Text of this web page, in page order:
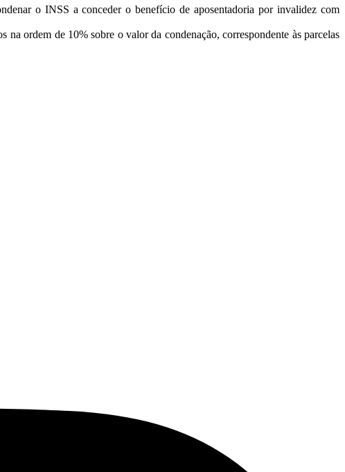
o INSS a conceder o benefício de aposentadoria por invalidez com
ordem de 10% sobre o valor da condenação, correspondente às parcelas